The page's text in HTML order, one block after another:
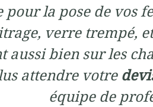
pour la pose de vos
verre trempé,
bien sur les
attendre votre
équipe de